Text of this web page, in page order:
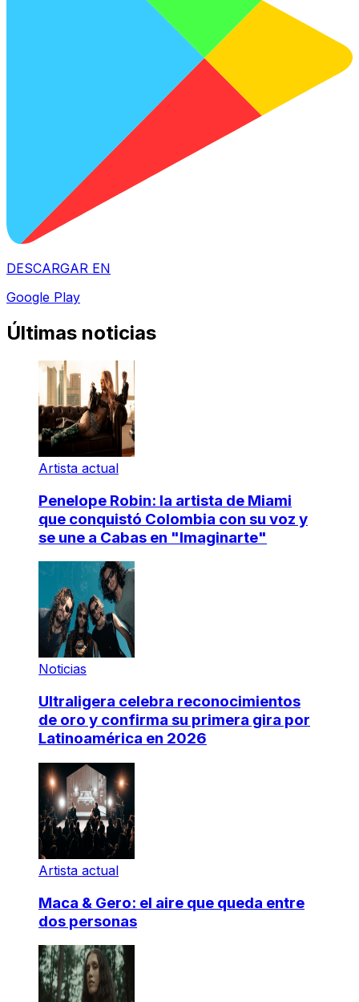
DESCARGAR EN
Google Play
Últimas noticias
Artista actual
Penelope Robin: la artista de Miami
que conquistó Colombia con su voz y
se une a Cabas en "Imaginarte"
Noticias
Ultraligera celebra reconocimientos
de oro y confirma su primera gira por
Latinoamérica en 2026
Artista actual
Maca & Gero: el aire que queda entre
dos personas